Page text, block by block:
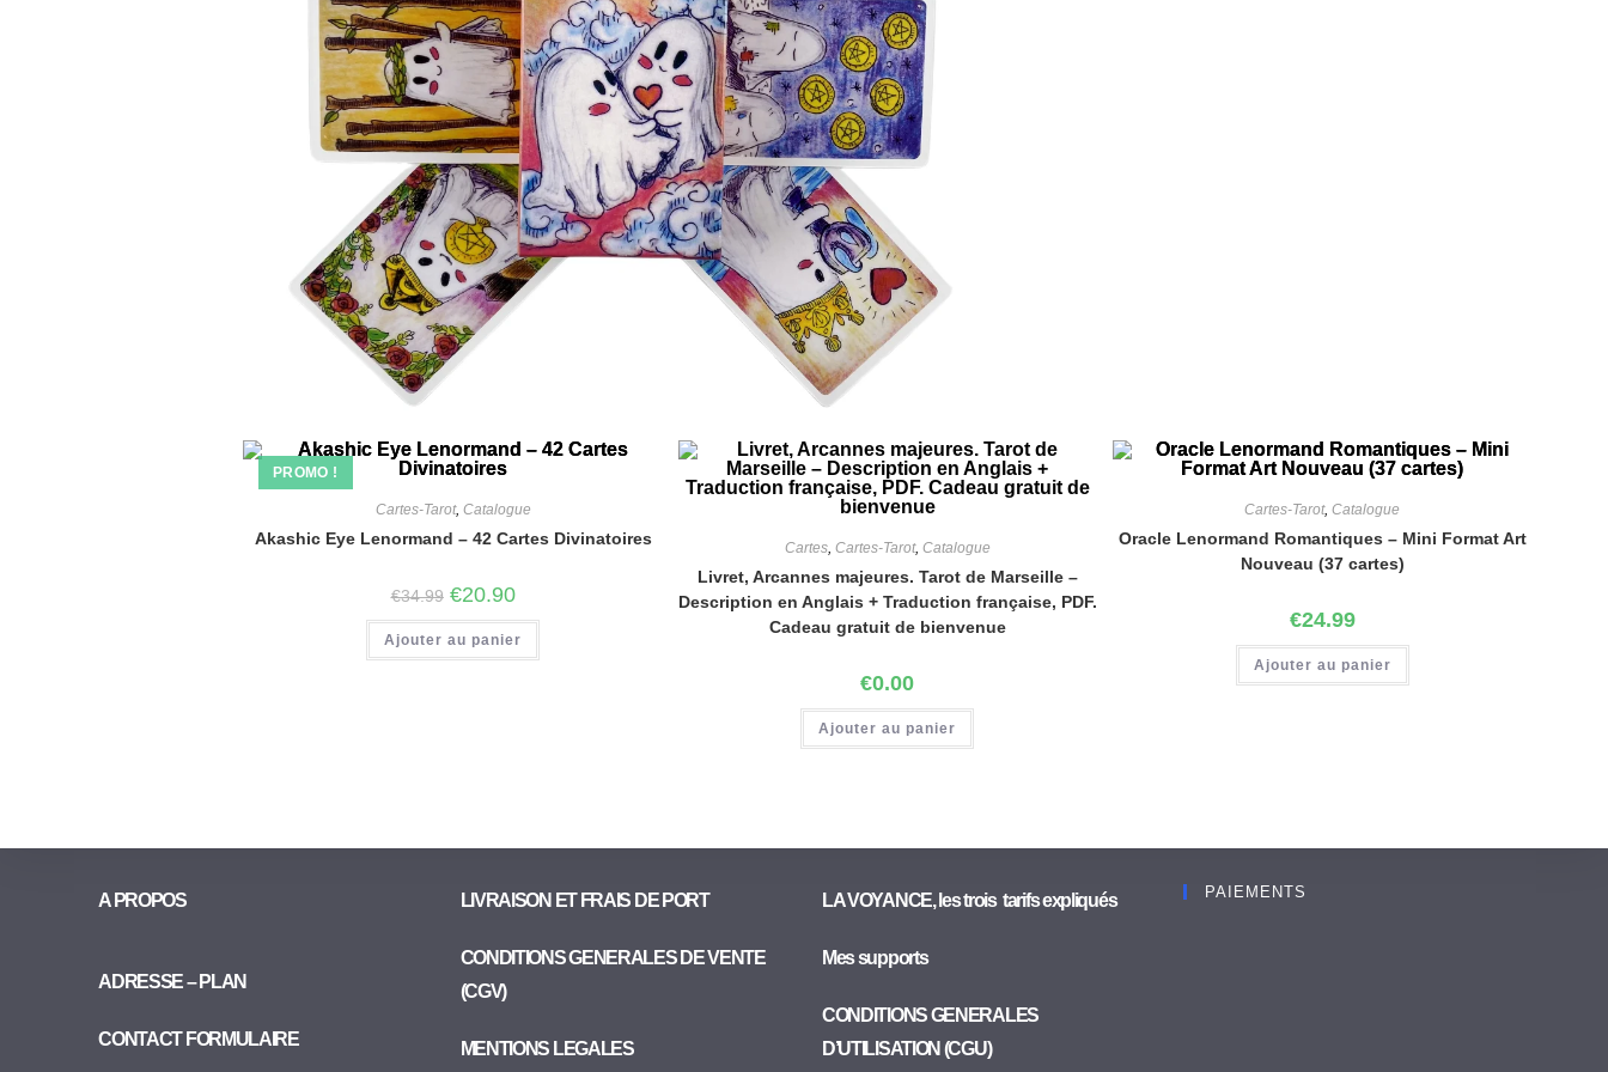
PROMO !
Cartes-Tarot, Catalogue
Akashic Eye Lenormand – 42 Cartes Divinatoires
€34.99 €20.90
Ajouter au panier
Cartes, Cartes-Tarot, Catalogue
Livret, Arcannes majeures. Tarot de Marseille –
Description en Anglais + Traduction française, PDF.
Cadeau gratuit de bienvenue
€0.00
Ajouter au panier
Cartes-Tarot,Catalogue
Oracle Lenormand Romantiques – Mini Format Art
Nouveau (37 cartes)
€24.99
Ajouter au panier
A PROPOS
ADRESSE – PLAN
CONTACT FORMULAIRE
LIVRAISON ET FRAIS DE PORT
CONDITIONS GENERALES DE VENTE
(CGV)
MENTIONS LEGALES
LA VOYANCE, les trois tarifs expliqués
Mes supports
CONDITIONS GENERALES
D’UTILISATION (CGU)
PAIEMENTS